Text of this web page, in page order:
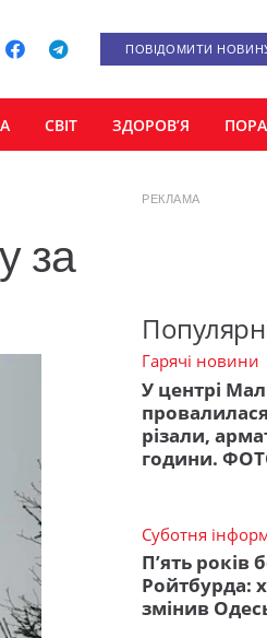
ПОВІДОМИТИ
СВІТ ЗДОРОВ’Я
за
РЕКЛАМА
Гарячі новини
У центрі
різали,
години.
Суботня
П’ять років
Ройтбурда:
змінив